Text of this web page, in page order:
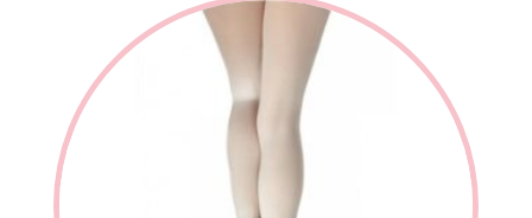
14.00€.
est :
10.50€.